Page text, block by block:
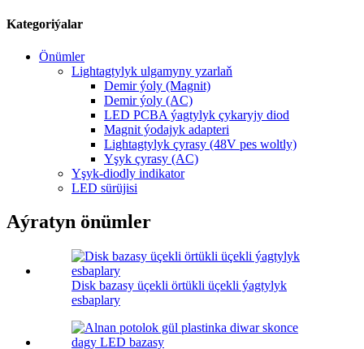
Kategoriýalar
Önümler
Lightagtylyk ulgamyny yzarlaň
Demir ýoly (Magnit)
Demir ýoly (AC)
LED PCBA ýagtylyk çykaryjy diod
Magnit ýodajyk adapteri
Lightagtylyk çyrasy (48V pes woltly)
Yşyk çyrasy (AC)
Yşyk-diodly indikator
LED sürüjisi
Aýratyn önümler
Disk bazasy üçekli örtükli üçekli ýagtylyk
esbaplary